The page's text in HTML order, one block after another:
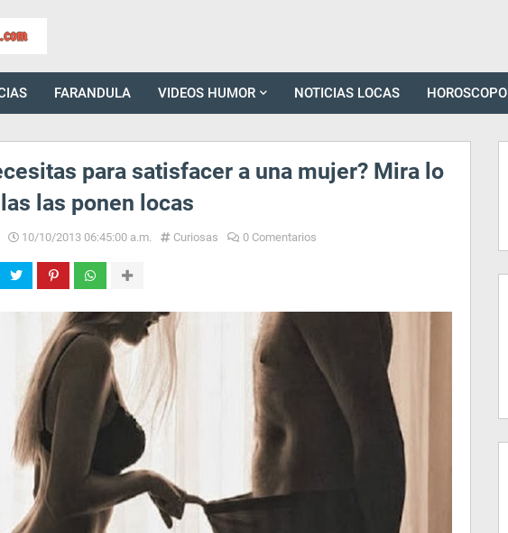
FARANDULA VIDEOS HUMOR NOTICIAS LOCAS HOROSCOPO
para satisfacer a una mujer? Mira lo
las ponen locas
10/10/2013 06:45:00 a.m. Curiosas 0 Comentarios